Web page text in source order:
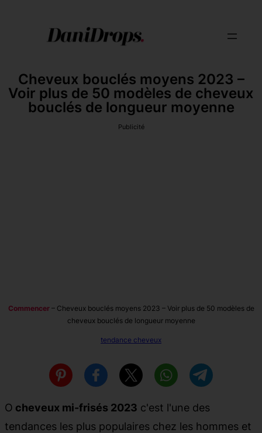
Cheveux bouclés moyens 2023 –
Voir plus de 50 modèles de cheveux
bouclés de longueur moyenne
Publicité
Commencer– Cheveux bouclés moyens 2023 – Voir plus de 50 modèles de
cheveux bouclés de longueur moyenne
tendance cheveux
O cheveux mi-frisés 2023 c'est l'une des
tendances les plus populaires chez les hommes et